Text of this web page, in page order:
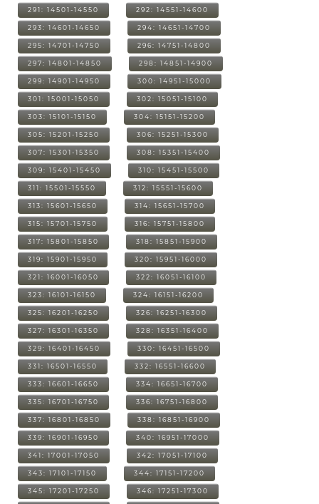
291: 14501-14550 292: 14551-14600
293: 14601-14650 294: 14651-14700
295: 14701-14750 296: 14751-14800
297: 14801-14850 298: 14851-14900
299: 14901-14950 300: 14951-15000
301: 15001-15050 302: 15051-15100
303: 15101-15150 304: 15151-15200
305: 15201-15250 306: 15251-15300
307: 15301-15350 308: 15351-15400
309: 15401-15450 310: 15451-15500
311: 15501-15550 312: 15551-15600
313: 15601-15650 314: 15651-15700
315: 15701-15750 316: 15751-15800
317: 15801-15850 318: 15851-15900
319: 15901-15950 320: 15951-16000
321: 16001-16050 322: 16051-16100
323: 16101-16150 324: 16151-16200
325: 16201-16250 326: 16251-16300
327: 16301-16350 328: 16351-16400
329: 16401-16450 330: 16451-16500
331: 16501-16550 332: 16551-16600
333: 16601-16650 334: 16651-16700
335: 16701-16750 336: 16751-16800
337: 16801-16850 338: 16851-16900
339: 16901-16950 340: 16951-17000
341: 17001-17050 342: 17051-17100
343: 17101-17150 344: 17151-17200
345: 17201-17250 346: 17251-17300